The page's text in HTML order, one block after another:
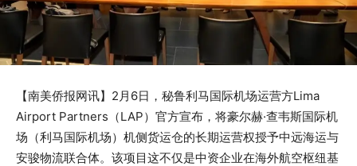
【南美侨报网讯】2月6日，秘鲁利马国际机场运营方Lima
Airport Partners（LAP）官方宣布，将豪尔赫·查韦斯国际机
场（利马国际机场）机侧货运仓的长期运营权授予中远海运与
安骏物流联合体。该项目这不仅是中资企业在海外航空枢纽基